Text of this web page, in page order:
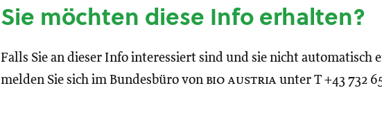
Sie möchten diese Info erhalten?
Falls Sie an dieser Info interessiert sind und sie nicht automatisch
melden Sie sich im Bundesbüro von bio austria unter T +43 732